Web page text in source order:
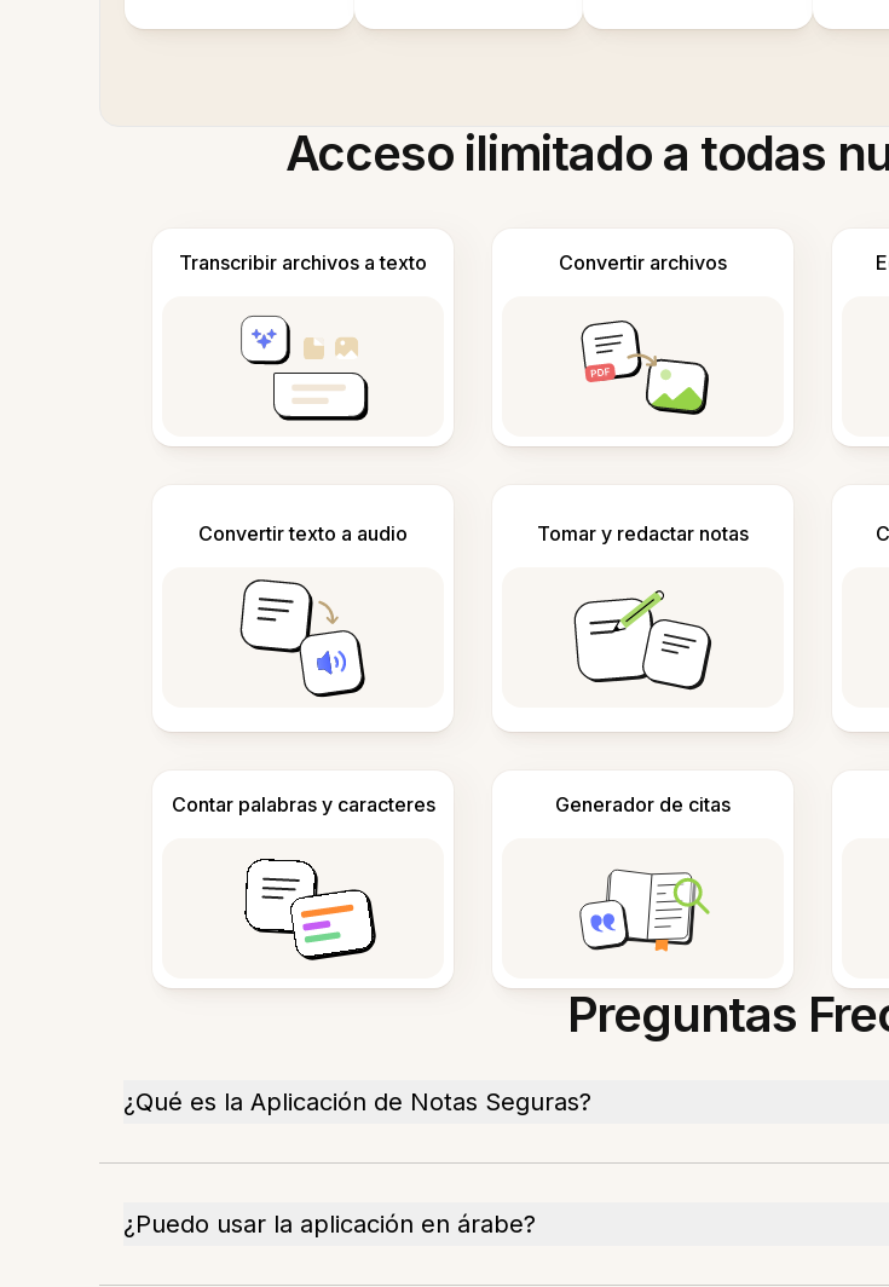
Acceso ilimitado a todas
Transcribir archivos a texto Convertir archivos
Convertir texto a audio Tomar y redactar notas
Contar palabras y caracteres Generador de citas
Preguntas
¿Qué es la Aplicación de Notas Seguras?
¿Puedo usar la aplicación en árabe?